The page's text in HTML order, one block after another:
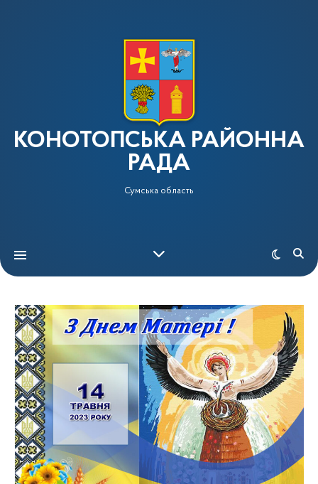
КОНОТОПСЬКА РАЙОННА
РАДА
Сумська область